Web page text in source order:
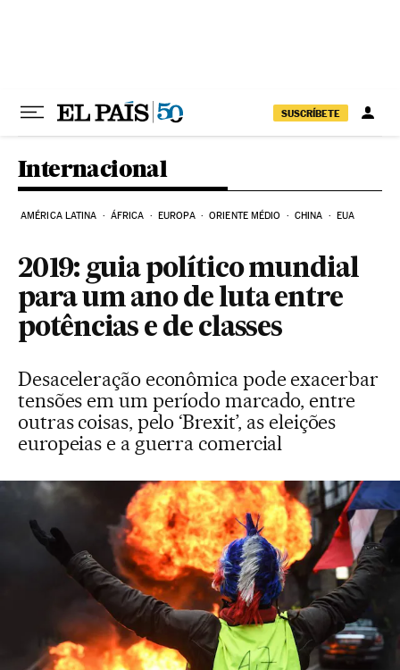
SUSCRÍBETE
Internacional
AMÉRICA LATINA ÁFRICA EUROPA ORIENTE MÉDIO CHINA EUA
2019: guia político mundial
para um ano de luta entre
potências e de classes
Desaceleração econômica pode exacerbar
tensões em um período marcado, entre
outras coisas, pelo ‘Brexit’, as eleições
europeias e a guerra comercial